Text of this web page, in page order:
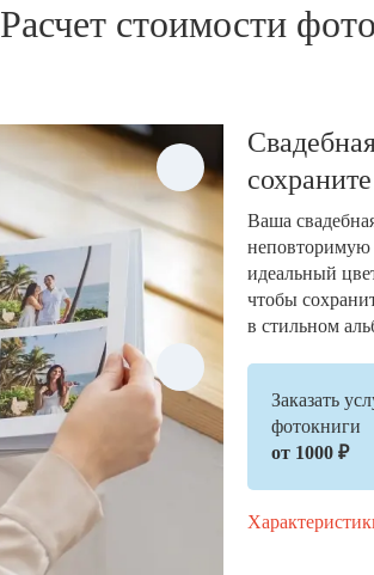
Расчет стоимости
Ваша
неповторимую
идеальный
чтобы
в стильном
Заказать
фотокниги
от 1000 ₽